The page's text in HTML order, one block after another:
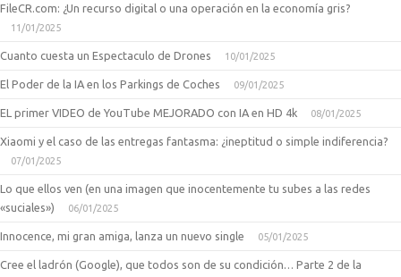
FileCR.com: ¿Un recurso digital o una operación en la economía gris?
11/01/2025
Cuanto cuesta un Espectaculo de Drones 10/01/2025
El Poder de la IA en los Parkings de Coches 09/01/2025
EL primer VIDEO de YouTube MEJORADO con IA en HD 4k 08/01/2025
Xiaomi y el caso de las entregas fantasma: ¿ineptitud o simple indiferencia?
07/01/2025
Lo que ellos ven (en una imagen que inocentemente tu subes a las redes
«suciales»)
06/01/2025
Innocence, mi gran amiga, lanza un nuevo single 05/01/2025
Cree el ladrón (Google), que todos son de su condición… Parte 2 de la